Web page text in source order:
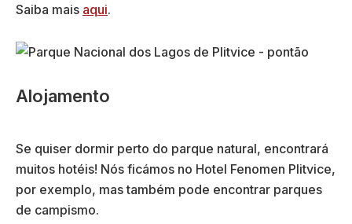
Saiba mais aqui.
Alojamento
Se quiser dormir perto do parque natural, encontrará
muitos hotéis! Nós ficámos no Hotel Fenomen Plitvice,
por exemplo, mas também pode encontrar parques
de campismo.